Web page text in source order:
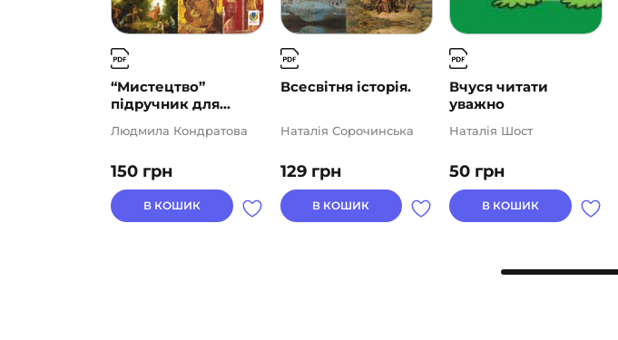
“Мистецтво”
підручник для...
150 грн
Людмила Кондратова
В КОШИК
Всесвітня історія.
129 грн
Наталія Сорочинська
В КОШИК
Вчуся читати
уважно
50 грн
Наталія Шост
В КОШИК